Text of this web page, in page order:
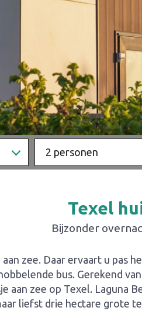
2 personen
Texel
Bijzonder
zee. Daar ervaart u pas
bus. Gerekend
aan zee op Texel. Laguna
liefst drie hectare grote